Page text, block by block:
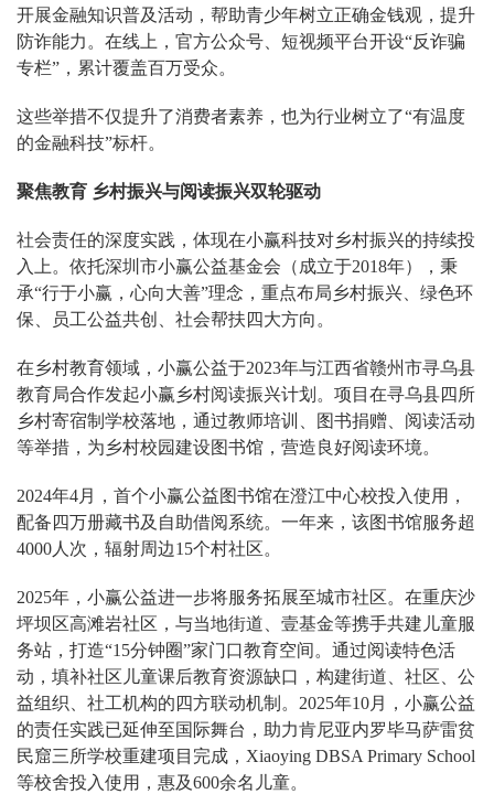
开展金融知识普及活动，帮助青少年树立正确金钱观，提升
防诈能力。在线上，官方公众号、短视频平台开设“反诈骗
专栏”，累计覆盖百万受众。
这些举措不仅提升了消费者素养，也为行业树立了“有温度
的金融科技”标杆。
聚焦教育 乡村振兴与阅读振兴双轮驱动
社会责任的深度实践，体现在小赢科技对乡村振兴的持续投
入上。依托深圳市小赢公益基金会（成立于2018年），秉
承“行于小赢，心向大善”理念，重点布局乡村振兴、绿色环
保、员工公益共创、社会帮扶四大方向。
在乡村教育领域，小赢公益于2023年与江西省赣州市寻乌县
教育局合作发起小赢乡村阅读振兴计划。项目在寻乌县四所
乡村寄宿制学校落地，通过教师培训、图书捐赠、阅读活动
等举措，为乡村校园建设图书馆，营造良好阅读环境。
2024年4月，首个小赢公益图书馆在澄江中心校投入使用，
配备四万册藏书及自助借阅系统。一年来，该图书馆服务超
4000人次，辐射周边15个村社区。
2025年，小赢公益进一步将服务拓展至城市社区。在重庆沙
坪坝区高滩岩社区，与当地街道、壹基金等携手共建儿童服
务站，打造“15分钟圈”家门口教育空间。通过阅读特色活
动，填补社区儿童课后教育资源缺口，构建街道、社区、公
益组织、社工机构的四方联动机制。2025年10月，小赢公益
的责任实践已延伸至国际舞台，助力肯尼亚内罗毕马萨雷贫
民窟三所学校重建项目完成，Xiaoying DBSA Primary School
等校舍投入使用，惠及600余名儿童。